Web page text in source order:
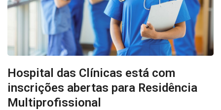
Hospital das Clínicas está com
inscrições abertas para Residência
Multiprofissional